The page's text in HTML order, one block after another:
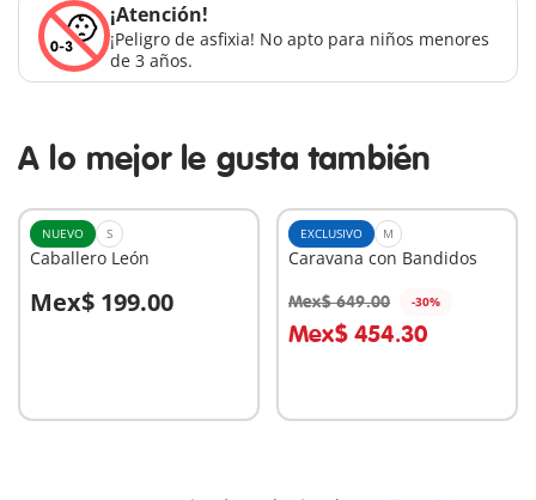
¡Atención!
¡Peligro de asfixia! No apto para niños menores
de 3 años.
A lo mejor le gusta también
NUEVO S
Caballero León
Mex$ 199.00
A la cesta
EXCLUSIVO M
Caravana con Bandidos
Mex$ 649.00 -30%
Mex$ 454.30
A la cesta